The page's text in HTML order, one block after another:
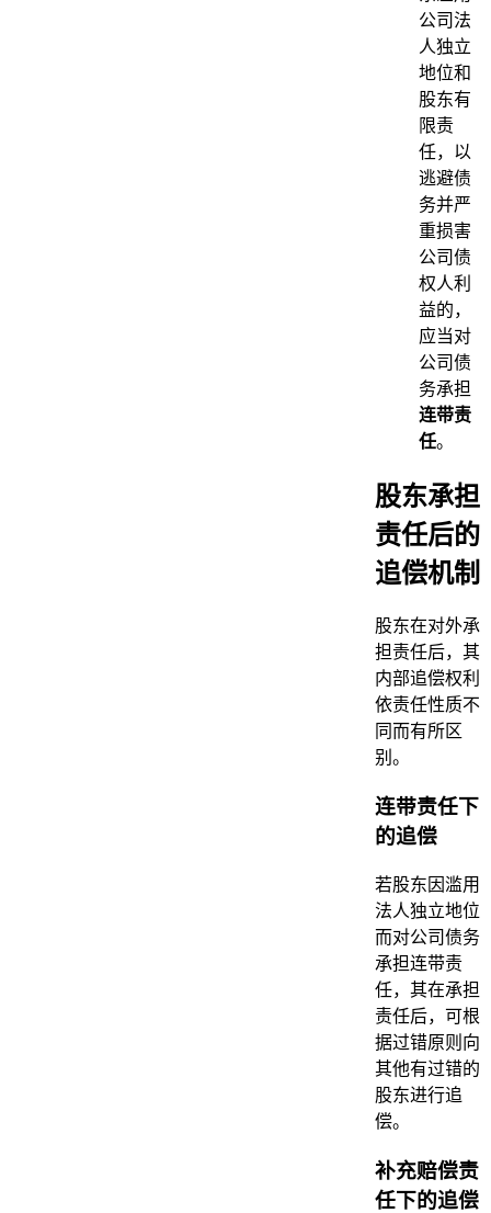
公司法
人独立
地位和
股东有
限责
任，以
逃避债
务并严
重损害
公司债
权人利
益的，
应当对
公司债
务承担
连带责
任。
股东承担
责任后的
追偿机制
股东在对外承
担责任后，其
内部追偿权利
依责任性质不
同而有所区
别。
连带责任下
的追偿
若股东因滥用
法人独立地位
而对公司债务
承担连带责
任，其在承担
责任后，可根
据过错原则向
其他有过错的
股东进行追
偿。
补充赔偿责
任下的追偿